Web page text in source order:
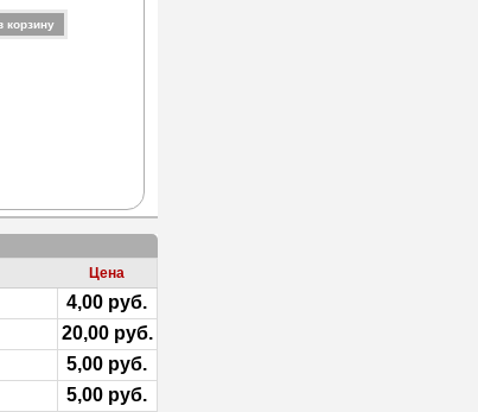
Цена
4,00 руб.
20,00 руб.
5,00 руб.
5,00 руб.